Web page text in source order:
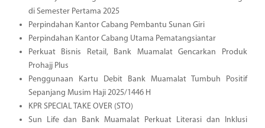
di Semester Pertama 2025
Perpindahan Kantor Cabang Pembantu Sunan Giri
Perpindahan Kantor Cabang Utama Pematangsiantar
Perkuat Bisnis Retail, Bank Muamalat Gencarkan Produk
Prohajj Plus
Penggunaan Kartu Debit Bank Muamalat Tumbuh Positif
Sepanjang Musim Haji 2025/1446 H
KPR SPECIAL TAKE OVER (STO)
Sun Life dan Bank Muamalat Perkuat Literasi dan Inklusi